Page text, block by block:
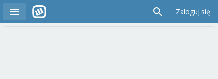
Zaloguj się